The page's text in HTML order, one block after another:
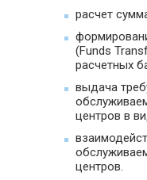
расчет
(Funds
расчетных
выдача
центров в
центров.